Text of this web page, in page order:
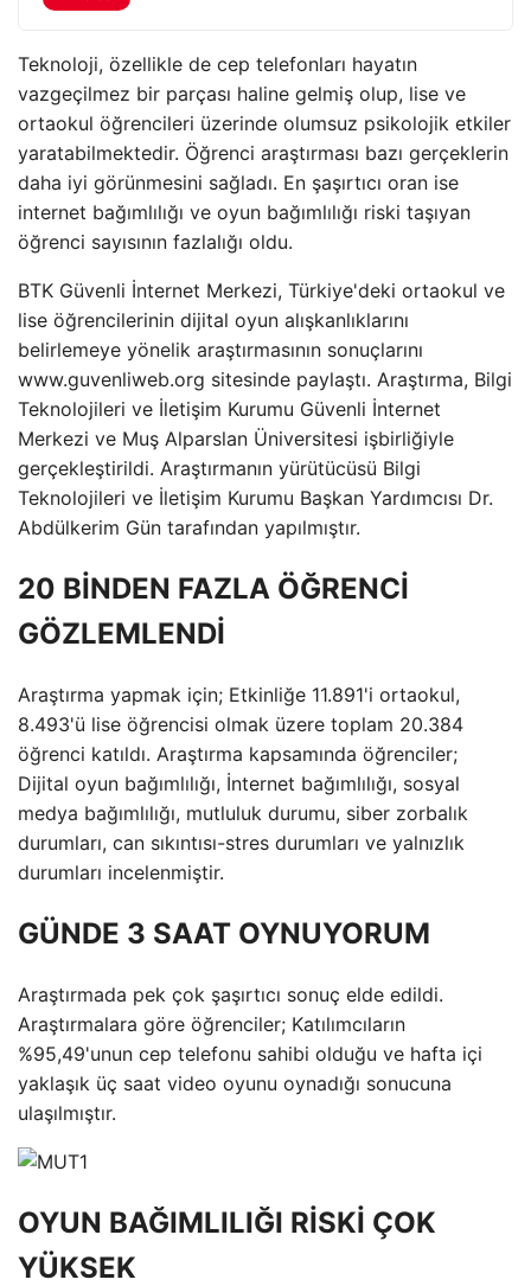
Teknoloji, özellikle de cep telefonları hayatın
vazgeçilmez bir parçası haline gelmiş olup, lise ve
ortaokul öğrencileri üzerinde olumsuz psikolojik etkiler
yaratabilmektedir. Öğrenci araştırması bazı gerçeklerin
daha iyi görünmesini sağladı. En şaşırtıcı oran ise
internet bağımlılığı ve oyun bağımlılığı riski taşıyan
öğrenci sayısının fazlalığı oldu.
BTK Güvenli İnternet Merkezi, Türkiye'deki ortaokul ve
lise öğrencilerinin dijital oyun alışkanlıklarını
belirlemeye yönelik araştırmasının sonuçlarını
www.guvenliweb.org sitesinde paylaştı. Araştırma, Bilgi
Teknolojileri ve İletişim Kurumu Güvenli İnternet
Merkezi ve Muş Alparslan Üniversitesi işbirliğiyle
gerçekleştirildi. Araştırmanın yürütücüsü Bilgi
Teknolojileri ve İletişim Kurumu Başkan Yardımcısı Dr.
Abdülkerim Gün tarafından yapılmıştır.
20 BİNDEN FAZLA ÖĞRENCİ
GÖZLEMLENDİ
Araştırma yapmak için; Etkinliğe 11.891'i ortaokul,
8.493'ü lise öğrencisi olmak üzere toplam 20.384
öğrenci katıldı. Araştırma kapsamında öğrenciler;
Dijital oyun bağımlılığı, İnternet bağımlılığı, sosyal
medya bağımlılığı, mutluluk durumu, siber zorbalık
durumları, can sıkıntısı-stres durumları ve yalnızlık
durumları incelenmiştir.
GÜNDE 3 SAAT OYNUYORUM
Araştırmada pek çok şaşırtıcı sonuç elde edildi.
Araştırmalara göre öğrenciler; Katılımcıların
%95,49'unun cep telefonu sahibi olduğu ve hafta içi
yaklaşık üç saat video oyunu oynadığı sonucuna
ulaşılmıştır.
OYUN BAĞIMLILIĞI RİSKİ ÇOK
YÜKSEK